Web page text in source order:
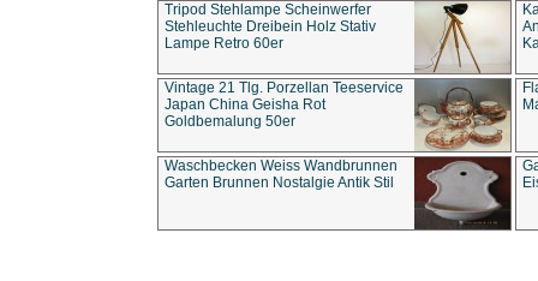
Tripod Stehlampe Scheinwerfer
Stehleuchte Dreibein Holz Stativ
Lampe Retro 60er
Vintage 21 Tlg. Porzellan Teeservice
Japan China Geisha Rot
Goldbemalung 50er
Waschbecken Weiss Wandbrunnen
Garten Brunnen Nostalgie Antik Stil